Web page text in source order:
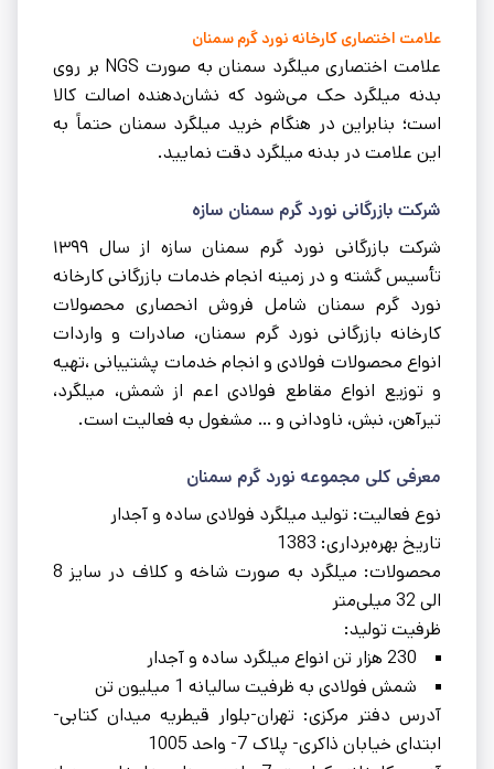
علامت اختصاری کارخانه نورد گرم سمنان
علامت اختصاری میلگرد سمنان به صورت NGS بر روی
بدنه میلگرد حک می‌شود که نشان‌دهنده اصالت کالا
است؛ بنابراین در هنگام خرید میلگرد سمنان حتماً به
این علامت در بدنه میلگرد دقت نمایید.
شرکت بازرگانی نورد گرم سمنان سازه
شرکت بازرگانی نورد گرم سمنان سازه از سال ۱۳۹۹
تأسیس گشته و در زمینه انجام خدمات بازرگانی کارخانه
نورد گرم سمنان شامل فروش انحصاری محصولات
کارخانه بازرگانی نورد گرم سمنان، صادرات و واردات
انواع محصولات فولادی و انجام خدمات پشتیبانی ،تهیه
و توزیع انواع مقاطع فولادی اعم از شمش، میلگرد،
تیرآهن، نبش، ناودانی و … مشغول به فعالیت است.
معرفی کلی مجموعه نورد گرم سمنان
نوع فعالیت: تولید میلگرد فولادی ساده و آجدار
تاریخ بهره‌برداری: 1383
محصولات: میلگرد به صورت شاخه و کلاف در سایز 8
الی 32 میلی‌متر
ظرفیت تولید:
230 هزار تن انواع میلگرد ساده و آجدار
شمش فولادی به ظرفیت سالیانه 1 میلیون تن
آدرس دفتر مرکزی: تهران-بلوار قیطریه میدان کتابی-
ابتدای خیابان ذاکری- پلاک 7- واحد 1005